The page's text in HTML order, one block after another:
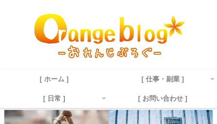
[ ホーム ] [ 仕事・副業 ]
[ 日常 ] [ お問い合わせ ]